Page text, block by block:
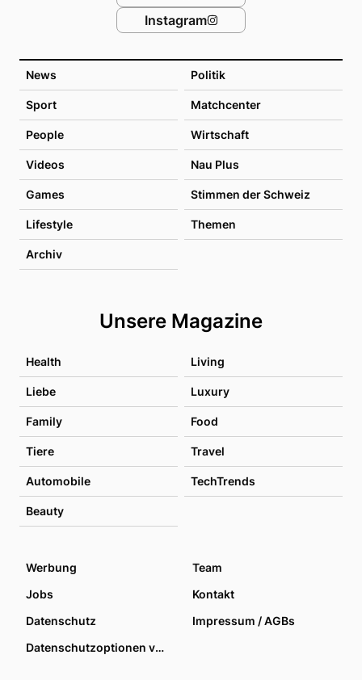
News Politik
Sport Matchcenter
People Wirtschaft
Videos Nau Plus
Games Stimmen der Schweiz
Lifestyle Themen
Archiv
Unsere Magazine
Health Living
Liebe Luxury
Family Food
Tiere Travel
Automobile TechTrends
Beauty
Instagram
Werbung
Team
Jobs
Kontakt
Datenschutz
Impressum / AGBs
Datenschutzoptionen verwalten